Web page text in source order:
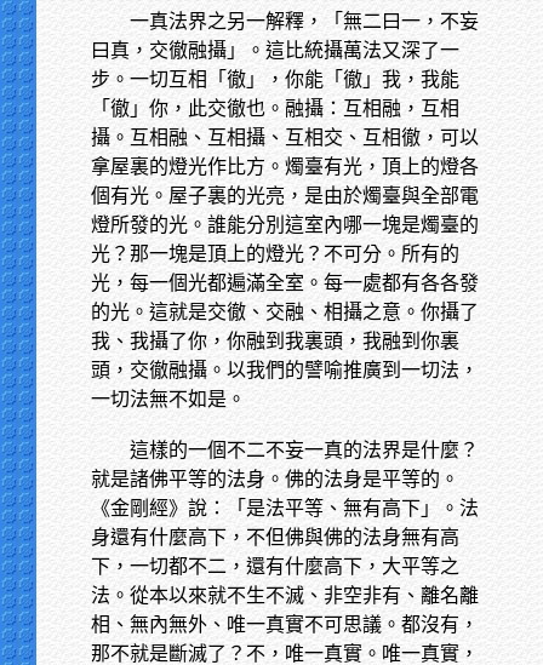
一真法界之另一解釋，「無二曰一，不妄
曰真，交徹融攝」。這比統攝萬法又深了一
步。一切互相「徹」，你能「徹」我，我能
「徹」你，此交徹也。融攝：互相融，互相
攝。互相融、互相攝、互相交、互相徹，可以
拿屋裏的燈光作比方。燭臺有光，頂上的燈各
個有光。屋子裏的光亮，是由於燭臺與全部電
燈所發的光。誰能分別這室內哪一塊是燭臺的
光？那一塊是頂上的燈光？不可分。所有的
光，每一個光都遍滿全室。每一處都有各各發
的光。這就是交徹、交融、相攝之意。你攝了
我、我攝了你，你融到我裏頭，我融到你裏
頭，交徹融攝。以我們的譬喻推廣到一切法，
一切法無不如是。
這樣的一個不二不妄一真的法界是什麼？
就是諸佛平等的法身。佛的法身是平等的。
《金剛經》說：「是法平等、無有高下」。法
身還有什麼高下，不但佛與佛的法身無有高
下，一切都不二，還有什麼高下，大平等之
法。從本以來就不生不滅、非空非有、離名離
相、無內無外、唯一真實不可思議。都沒有，
那不就是斷滅了？不，唯一真實。唯一真實，